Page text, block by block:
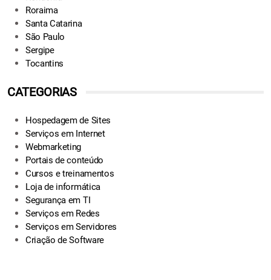
Roraima
Santa Catarina
São Paulo
Sergipe
Tocantins
CATEGORIAS
Hospedagem de Sites
Serviços em Internet
Webmarketing
Portais de conteúdo
Cursos e treinamentos
Loja de informática
Segurança em TI
Serviços em Redes
Serviços em Servidores
Criação de Software